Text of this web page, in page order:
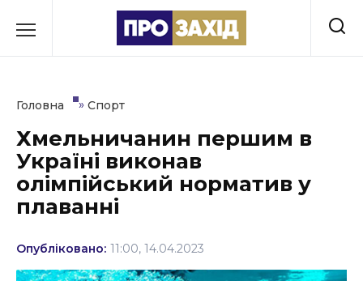
до
Культура
Освіта
Політика
Головна » Спорт
Хмельничанин першим в
Україні виконав
олімпійський норматив у
плаванні
Опубліковано: 11:00, 14.04.2023